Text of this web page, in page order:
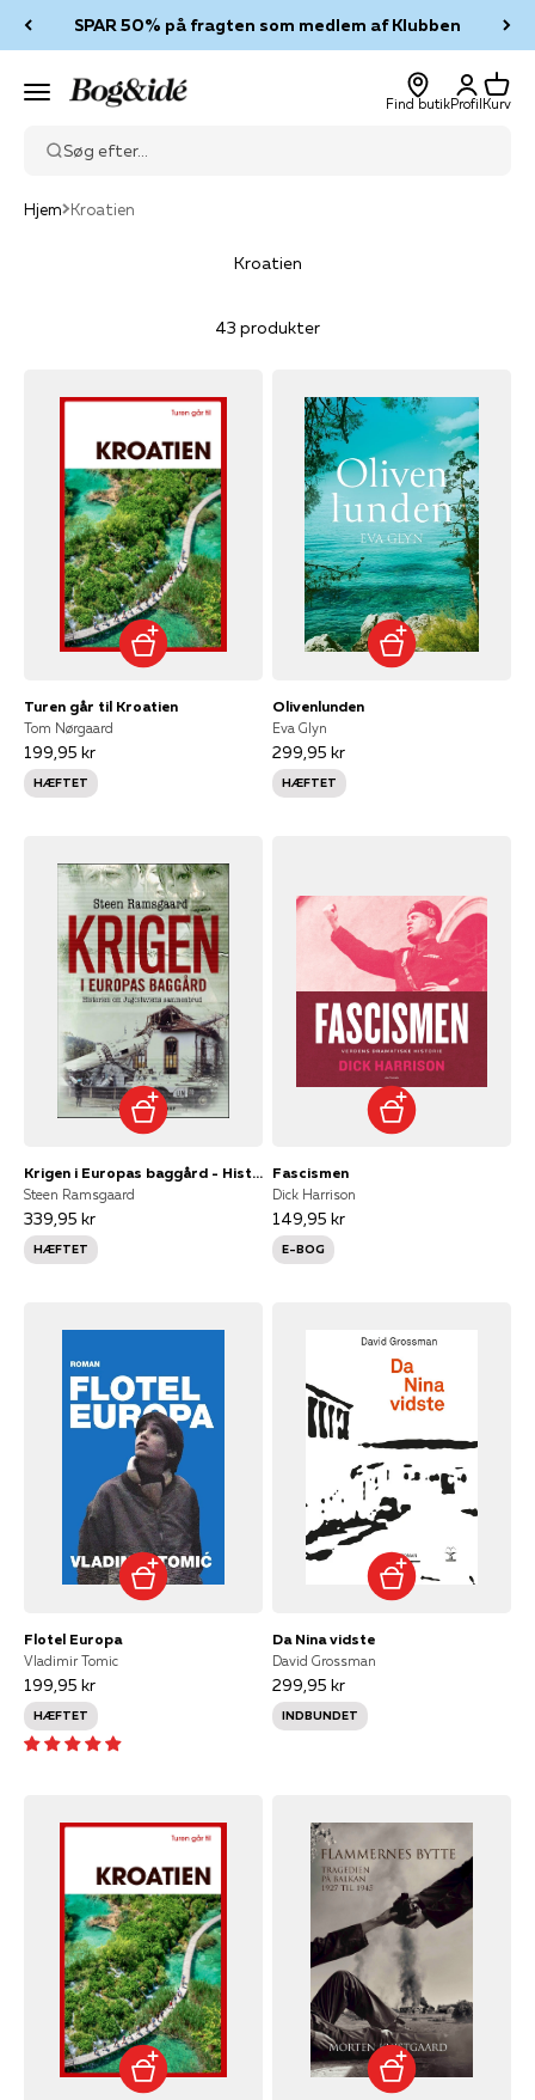
SPAR 50% på fragten som medlem af Klubben
Menu Bog & idé
Find butik
Log ind
Profil
Kurv
Kurv
Søg efter...
Hjem Kroatien
Kroatien
43 produkter
Turen går til Kroatien
Tom Nørgaard
199,95 kr
HÆFTET
Olivenlunden
Eva Glyn
299,95 kr
HÆFTET
Krigen i Europas baggård - Historien om Jugoslaviens sammenbrud
Steen Ramsgaard
339,95 kr
HÆFTET
Fascismen
Dick Harrison
149,95 kr
E-BOG
Flotel Europa
Vladimir Tomic
199,95 kr
HÆFTET
Da Nina vidste
David Grossman
299,95 kr
INDBUNDET